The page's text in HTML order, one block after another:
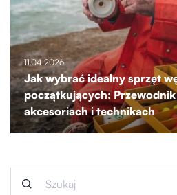
11.04.2026
Jak wybrać idealny sprzęt
początkujących:
akcesoriach i technikach